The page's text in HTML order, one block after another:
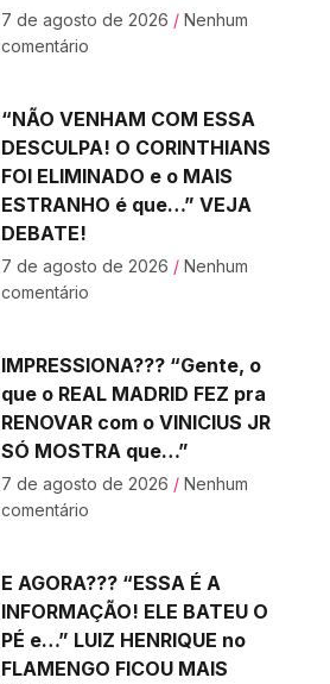
7 de agosto de 2026 Nenhum
comentário
“NÃO VENHAM COM ESSA
DESCULPA! O CORINTHIANS
FOI ELIMINADO e o MAIS
ESTRANHO é que…” VEJA
DEBATE!
7 de agosto de 2026 Nenhum
comentário
IMPRESSIONA??? “Gente, o
que o REAL MADRID FEZ pra
RENOVAR com o VINICIUS JR
SÓ MOSTRA que…”
7 de agosto de 2026 Nenhum
comentário
E AGORA??? “ESSA É A
INFORMAÇÃO! ELE BATEU O
PÉ e…” LUIZ HENRIQUE no
FLAMENGO FICOU MAIS